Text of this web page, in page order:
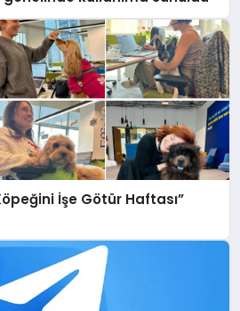
İşe Götür Haftası”